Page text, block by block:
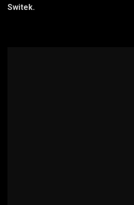
Switek.